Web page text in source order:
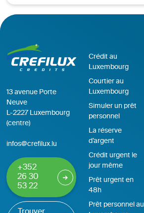
13 avenue Porte
Neuve
L-2227 Luxembourg
(centre)
infos@crefilux.lu
+352
26 30
53 22
Crédit au
Luxembourg
Courtier au
Luxembourg
Simuler un prêt
personnel
La réserve
d’argent
Crédit urgent le
jour même
Prêt urgent en
48h
Prêt personnel au